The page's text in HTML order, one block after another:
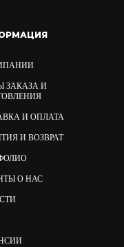
ЗАКАЗА И
И ОПЛАТА
И ВОЗВРАТ
О НАС